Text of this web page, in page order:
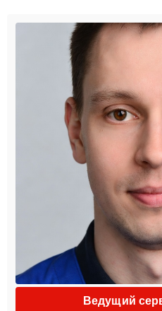
Ведущий